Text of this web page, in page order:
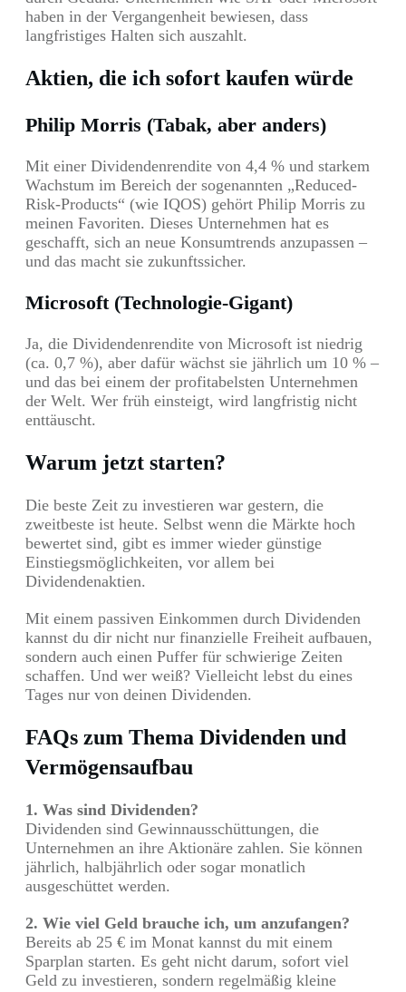
haben in der Vergangenheit bewiesen, dass
langfristiges Halten sich auszahlt.
Aktien, die ich sofort kaufen würde
Philip Morris (Tabak, aber anders)
Mit einer Dividendenrendite von 4,4 % und starkem
Wachstum im Bereich der sogenannten „Reduced-
Risk-Products“ (wie IQOS) gehört Philip Morris zu
meinen Favoriten. Dieses Unternehmen hat es
geschafft, sich an neue Konsumtrends anzupassen –
und das macht sie zukunftssicher.
Microsoft (Technologie-Gigant)
Ja, die Dividendenrendite von Microsoft ist niedrig
(ca. 0,7 %), aber dafür wächst sie jährlich um 10 % –
und das bei einem der profitabelsten Unternehmen
der Welt. Wer früh einsteigt, wird langfristig nicht
enttäuscht.
Warum jetzt starten?
Die beste Zeit zu investieren war gestern, die
zweitbeste ist heute. Selbst wenn die Märkte hoch
bewertet sind, gibt es immer wieder günstige
Einstiegsmöglichkeiten, vor allem bei
Dividendenaktien.
Mit einem passiven Einkommen durch Dividenden
kannst du dir nicht nur finanzielle Freiheit aufbauen,
sondern auch einen Puffer für schwierige Zeiten
schaffen. Und wer weiß? Vielleicht lebst du eines
Tages nur von deinen Dividenden.
FAQs zum Thema Dividenden und
Vermögensaufbau
1. Was sind Dividenden?
Dividenden sind Gewinnausschüttungen, die
Unternehmen an ihre Aktionäre zahlen. Sie können
jährlich, halbjährlich oder sogar monatlich
ausgeschüttet werden.
2. Wie viel Geld brauche ich, um anzufangen?
Bereits ab 25 € im Monat kannst du mit einem
Sparplan starten. Es geht nicht darum, sofort viel
Geld zu investieren, sondern regelmäßig kleine